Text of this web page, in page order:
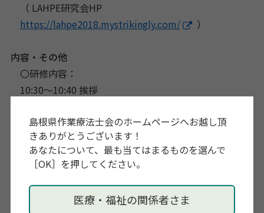
島根県作業療法士会のホームページへお越し頂
きありがとうございます！
あなたについて、最も当てはまるものを選んで
［OK］を押してください。
医療・福祉の関係者さま
（ LAHPE研究会HP
https://lahpe2018.mystrikingly.com/
）
内容・その他
〇研修内容：
10:30～10:40 挨拶
知識（林良太・関西医科大学）
12:30～13:00 話題提供１ 大学病院における若年者への
関わり（岸雪枝・兵庫医科大学病院）
13:00～13:40 話題提供２ 児童思春期病棟における作業
療法および小児発達領域における訪問支援(大熊将平・
(株)Life change)